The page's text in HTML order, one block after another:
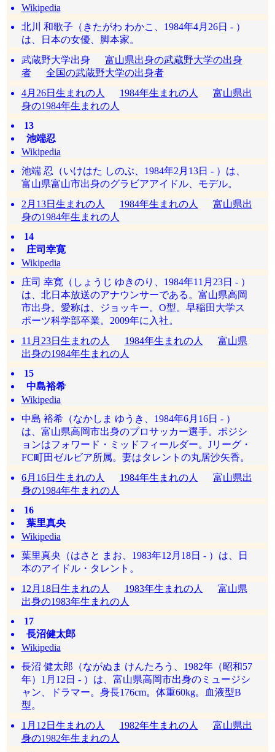
Wikipedia
北川 和歌子（きたがわ わかこ、1984年4月26日 - ）
は、日本の女優、脚本家。
武蔵野大学出身 富山県出身の武蔵野大学の出身
者
全国の武蔵野大学の出身者
4月26日生まれの人
1984年生まれの人
富山県出
身の1984年生まれの人
13
池端忍
Wikipedia
池端 忍（いけはた しのぶ、1984年2月13日 - ）は、
富山県富山市出身のグラビアアイドル、モデル。
2月13日生まれの人
1984年生まれの人
富山県出
身の1984年生まれの人
14
庄司幸寛
Wikipedia
庄司 幸寛（しょうじ ゆきのり、1984年11月23日 - ）
は、北日本放送のアナウンサーである。富山県高岡
市出身。愛称は、ジョッキー。O型。早稲田大学ス
ポーツ科学部卒業。2009年に入社。
11月23日生まれの人
1984年生まれの人
富山県
出身の1984年生まれの人
15
中島裕希
Wikipedia
中島 裕希（なかしま ゆうき、1984年6月16日 - ）
は、富山県高岡市出身のプロサッカー選手。ポジシ
ョンはフォワード・ミッドフィールダー。Jリーグ・
FC町田ゼルビア所属。妻はタレントの丸居沙矢香。
6月16日生まれの人
1984年生まれの人
富山県出
身の1984年生まれの人
16
葉里真央
Wikipedia
葉里真央（はさと まお、1983年12月18日 - ）は、日
本のアイドル・タレント。
12月18日生まれの人
1983年生まれの人
富山県
出身の1983年生まれの人
17
長沼健太郎
Wikipedia
長沼 健太郎（ながぬま けんたろう、1982年（昭和57
年）1月12日 - ）は、富山県高岡市出身のミュージシ
ャン、ドラマー。身長176cm。体重60kg。血液型B
型。
1月12日生まれの人
1982年生まれの人
富山県出
身の1982年生まれの人